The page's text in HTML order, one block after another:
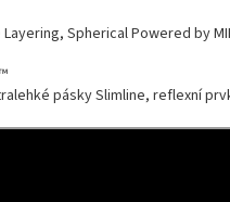
Spherical Powered by
pásky Slimline, reflexní